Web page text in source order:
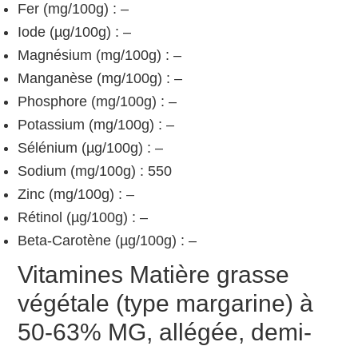
Fer (mg/100g) : –
Iode (µg/100g) : –
Magnésium (mg/100g) : –
Manganèse (mg/100g) : –
Phosphore (mg/100g) : –
Potassium (mg/100g) : –
Sélénium (µg/100g) : –
Sodium (mg/100g) : 550
Zinc (mg/100g) : –
Rétinol (µg/100g) : –
Beta-Carotène (µg/100g) : –
Vitamines Matière grasse
végétale (type margarine) à
50-63% MG, allégée, demi-